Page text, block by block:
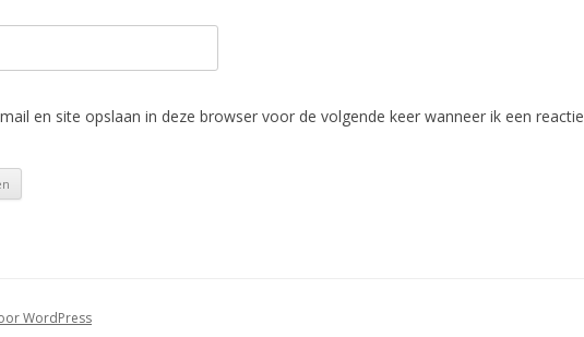
en site opslaan in deze browser voor de volgende keer wanneer ik een reactie
WordPress